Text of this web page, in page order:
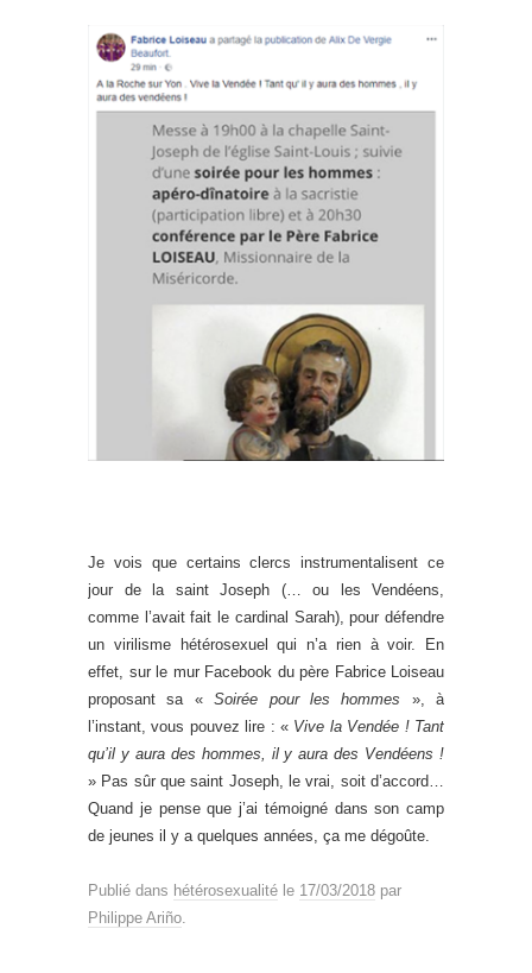
Je vois que certains clercs instrumentalisent ce
jour de la saint Joseph (… ou les Vendéens,
comme l’avait fait le cardinal Sarah), pour défendre
un virilisme hétérosexuel qui n’a rien à voir. En
effet, sur le mur Facebook du père Fabrice Loiseau
proposant sa «Soirée pour les hommes », à
l’instant, vous pouvez lire : « Vive la Vendée ! Tant
qu’il y aura des hommes, il y aura des Vendéens !
» Pas sûr que saint Joseph, le vrai, soit d’accord…
Quand je pense que j’ai témoigné dans son camp
de jeunes il y a quelques années, ça me dégoûte.
Publié dans hétérosexualité le 17/03/2018 par
Philippe Ariño.